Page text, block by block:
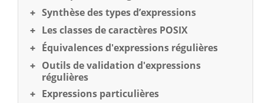
Synthèse des types d’expressions
Les classes de caractères POSIX
Équivalences d'expressions régulières
Outils de validation d'expressions
régulières
Expressions particulières